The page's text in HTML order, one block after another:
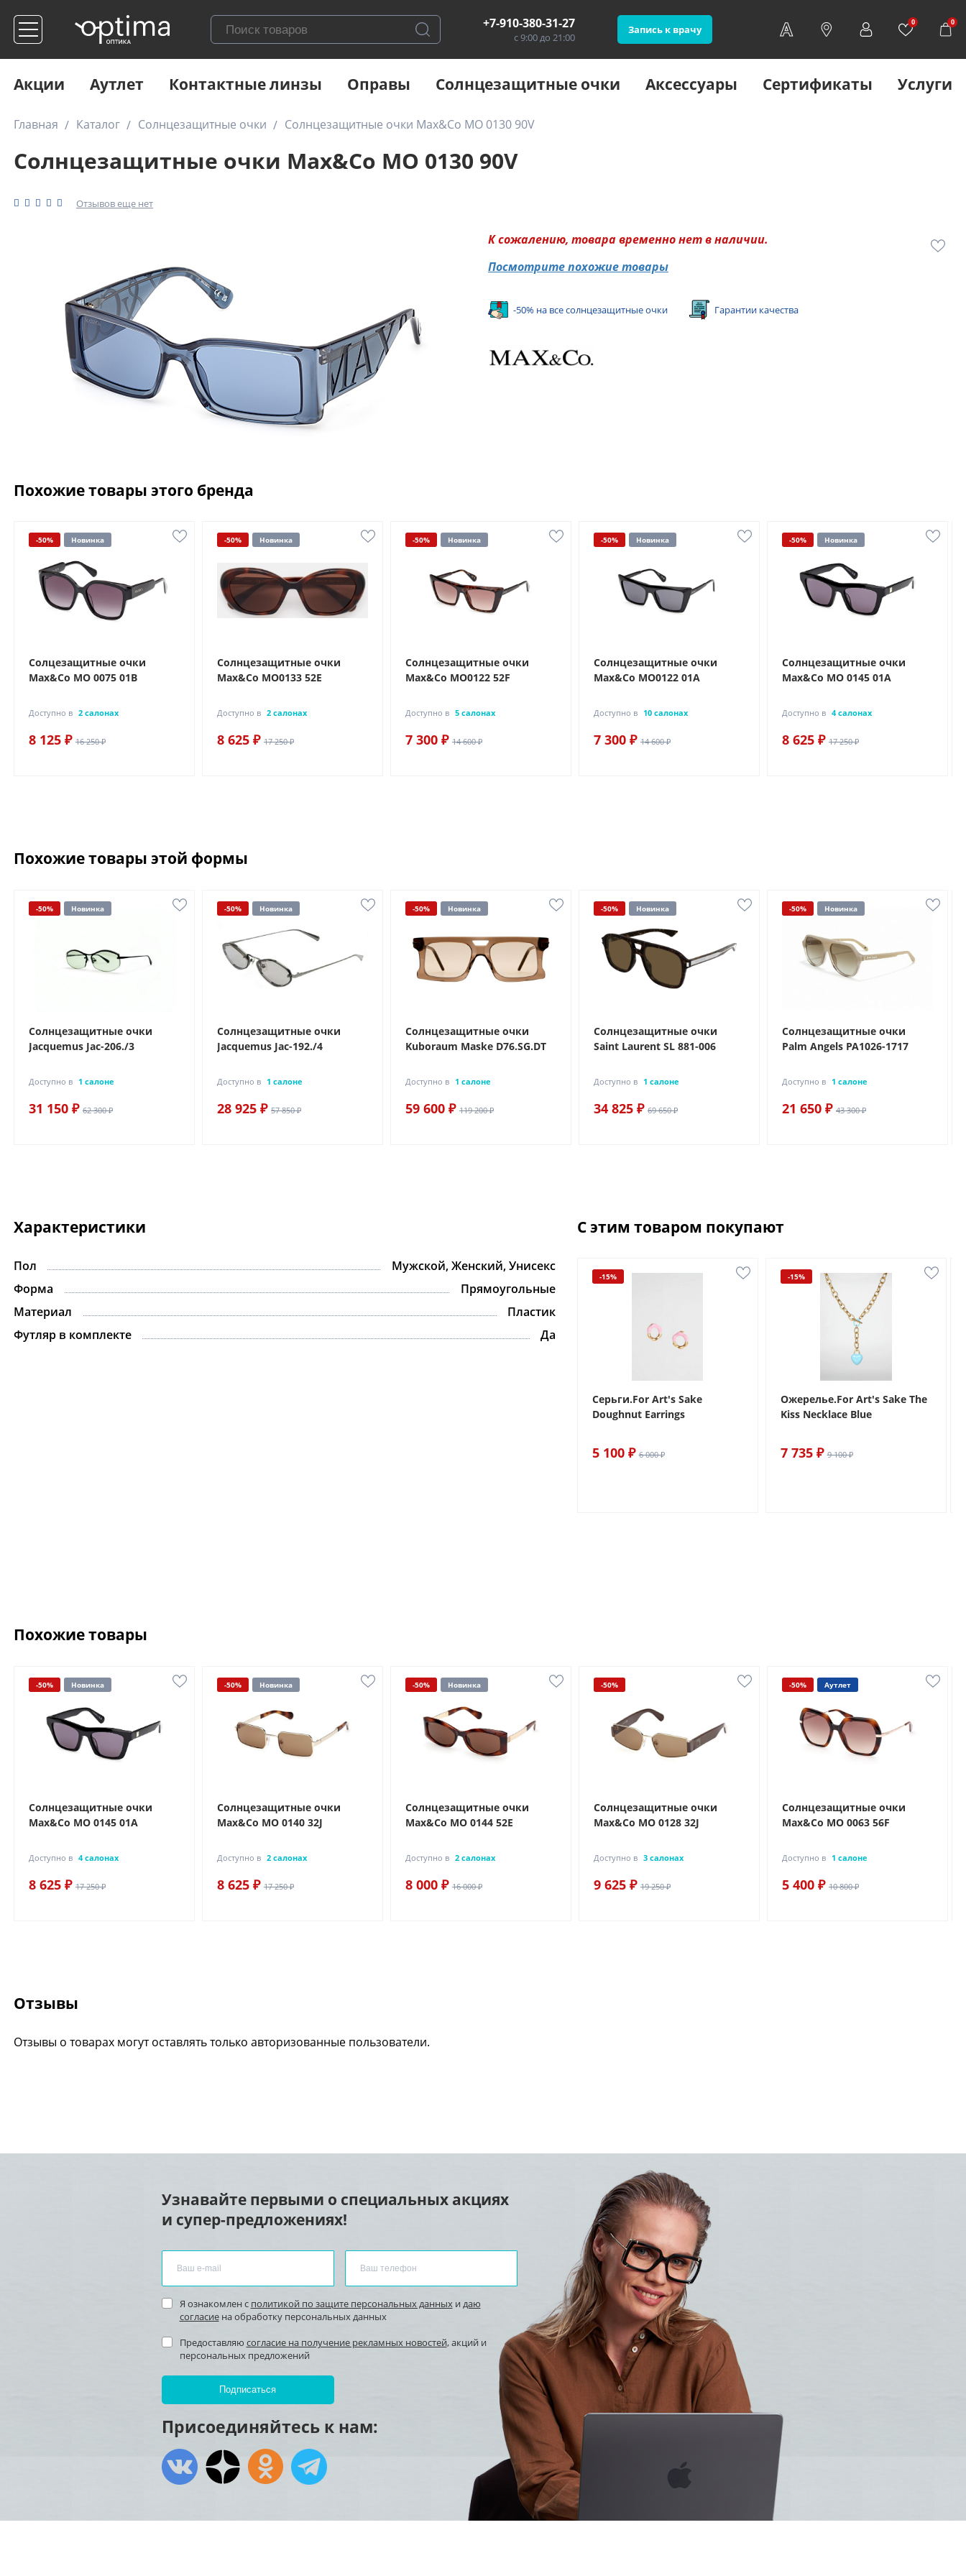
+7-910-380-31-27
с 9:00 до 21:00
Запись к врачу
0 0
Акции Аутлет Контактные линзы Оправы Солнцезащитные очки Аксессуары Сертификаты Услуги
Главная Каталог Солнцезащитные очки Солнцезащитные очки Max&Co MO 0130 90V
Солнцезащитные очки Max&Co MO 0130 90V
Отзывов еще нет
К сожалению, товара временно нет в наличии.
Посмотрите похожие товары
-50% на все солнцезащитные очки Гарантии качества
Похожие товары этого бренда
-50% Новинка
Солцезащитные очки
Max&Co MO 0075 01B
Доступно в 2 салонах
8 125 ₽ 16 250 ₽
-50% Новинка
Солнцезащитные очки
Max&Co MO0133 52E
Доступно в 2 салонах
8 625 ₽ 17 250 ₽
-50% Новинка
Солнцезащитные очки
Max&Co MO0122 52F
Доступно в 5 салонах
7 300 ₽ 14 600 ₽
-50% Новинка
Солнцезащитные очки
Max&Co MO0122 01A
Доступно в 10 салонах
7 300 ₽ 14 600 ₽
-50% Новинка
Солнцезащитные очки
Max&Co MO 0145 01A
Доступно в 4 салонах
8 625 ₽ 17 250 ₽
Похожие товары этой формы
-50% Новинка
Солнцезащитные очки
Jacquemus Jac-206./3
Доступно в 1 салоне
31 150 ₽ 62 300 ₽
-50% Новинка
Солнцезащитные очки
Jacquemus Jac-192./4
Доступно в 1 салоне
28 925 ₽ 57 850 ₽
-50% Новинка
Солнцезащитные очки
Kuboraum Maske D76.SG.DT
Доступно в 1 салоне
59 600 ₽ 119 200 ₽
-50% Новинка
Солнцезащитные очки
Saint Laurent SL 881-006
Доступно в 1 салоне
34 825 ₽ 69 650 ₽
-50% Новинка
Солнцезащитные очки
Palm Angels PA1026-1717
Доступно в 1 салоне
21 650 ₽ 43 300 ₽
Характеристики
Пол
Мужской, Женский, Унисекс
Форма
Прямоугольные
Материал
Пластик
Футляр в комплекте
Да
С этим товаром покупают
-15%
Серьги.For Art's Sake
Doughnut Earrings
5 100 ₽ 6 000 ₽
-15%
Ожерелье.For Art's Sake The
Kiss Necklace Blue
7 735 ₽ 9 100 ₽
Похожие товары
-50% Новинка
Солнцезащитные очки
Max&Co MO 0145 01A
Доступно в 4 салонах
8 625 ₽ 17 250 ₽
-50% Новинка
Солнцезащитные очки
Max&Co MO 0140 32J
Доступно в 2 салонах
8 625 ₽ 17 250 ₽
-50% Новинка
Солнцезащитные очки
Max&Co MO 0144 52E
Доступно в 2 салонах
8 000 ₽ 16 000 ₽
-50%
Солнцезащитные очки
Max&Co MO 0128 32J
Доступно в 3 салонах
9 625 ₽ 19 250 ₽
-50% Аутлет
Солнцезащитные очки
Max&Co MO 0063 56F
Доступно в 1 салоне
5 400 ₽ 10 800 ₽
Отзывы
Отзывы о товарах могут оставлять только авторизованные пользователи.
Узнавайте первыми о специальных акциях
и супер-предложениях!
Я ознакомлен с политикой по защите персональных данныхи даю
согласиена обработку персональных данных
Предоставляю согласие на получение рекламных новостей, акций и
персональных предложений
Присоединяйтесь к нам: